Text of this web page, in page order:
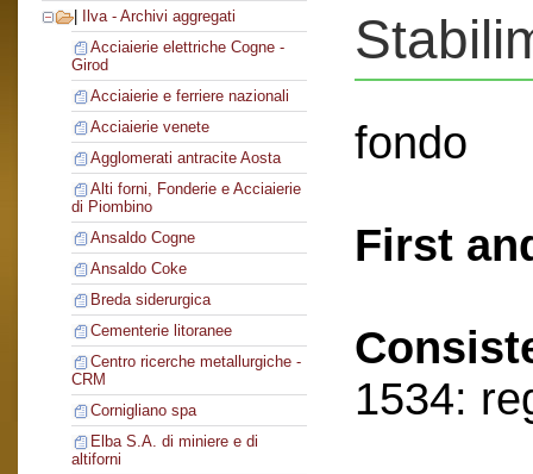
Ilva - Archivi aggregati
Acciaierie elettriche Cogne -
Girod
Acciaierie e ferriere nazionali
Acciaierie venete
Agglomerati antracite Aosta
Alti forni, Fonderie e Acciaierie
di Piombino
Ansaldo Cogne
Ansaldo Coke
Breda siderurgica
Cementerie litoranee
Centro ricerche metallurgiche -
CRM
Cornigliano spa
Elba S.A. di miniere e di
altiforni
fondo
First
1534: